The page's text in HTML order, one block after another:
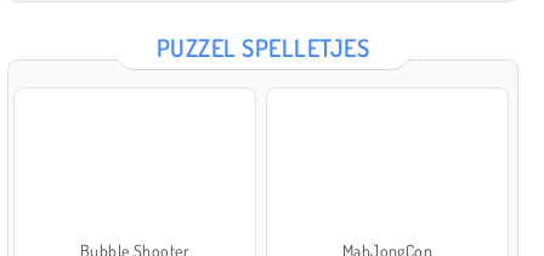
PUZZEL SPELLETJES
Bubble Shooter MahJongCon